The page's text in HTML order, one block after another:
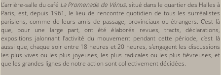
L’arrière-salle du café La Promenade de Vénus, situé dans le quartier des Halles à
Paris, est, depuis 1961, le lieu de rencontre quotidien de tous les surréalistes
parisiens, comme de leurs amis de passage, provinciaux ou étrangers. C’est là
que, pour une large part, ont été élaborés revues, tracts, déclarations,
expositions jalonnant l’activité du mouvement pendant cette période, c’est là
aussi que, chaque soir entre 18 heures et 20 heures, s’engagent les discussions
les plus vives ou les plus joyeuses, les plus radicales ou les plus fiévreuses, et
que les grandes lignes de notre action sont collectivement décidées.